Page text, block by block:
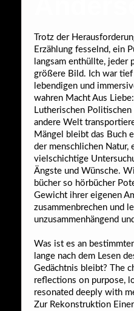
Trotz der
Erzählung fesselnd, ein
langsam enthüllte, jeder
größere Bild. Ich war
lebendigen und
wahren Macht Aus
Lutherischen
andere Welt
Mängel bleibt das Buch
der menschlichen Natur,
vielschichtige
Ängste und Wünsche.
bücher so hörbücher
Gewicht ihrer eigenen
zusammenbrechen und
unzusammenhängend
Was ist es an
lange nach dem Lesen
Gedächtnis bleibt? The
reflections on purpose,
resonated deeply with
Zur Rekonstruktion